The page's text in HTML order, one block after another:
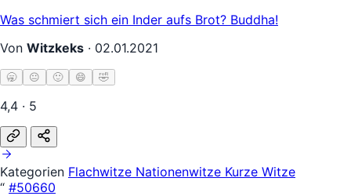
Was schmiert sich ein Inder aufs Brot? Buddha!
Von Witzkeks · 02.01.2021
🥱 😐 🙂 😄 🤣
4,4 · 5
Kategorien Flachwitze Nationenwitze Kurze Witze
“ #50660